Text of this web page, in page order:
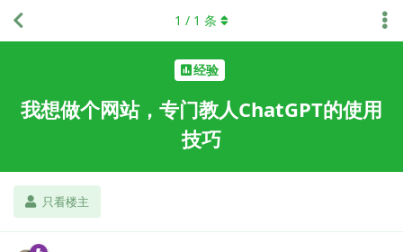
经验
我想做个网站，专门教人ChatGPT的使用
技巧
只看楼主
1 / 1 条